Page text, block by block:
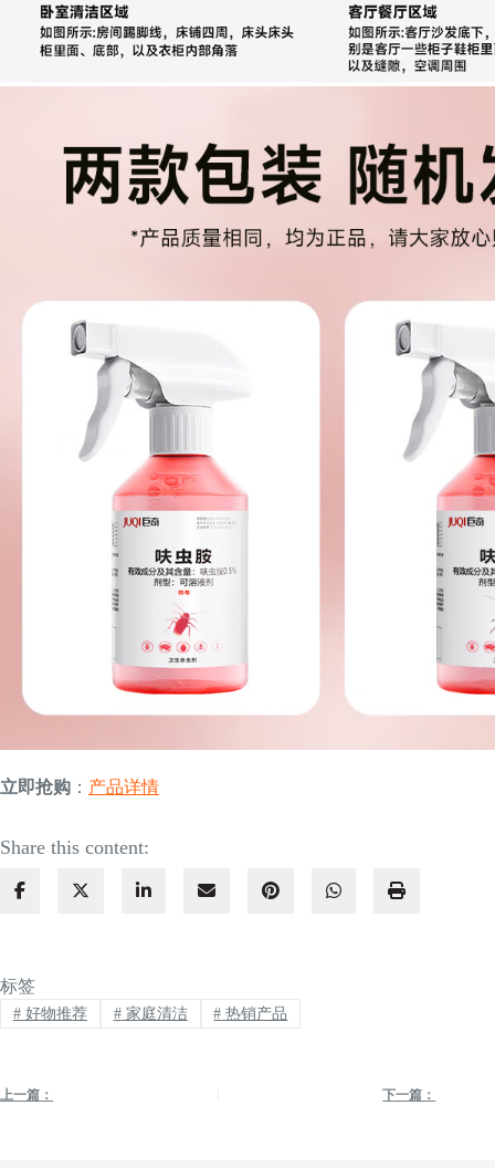
立即抢购 ： 产品详情
Share this content:
标签
#好物推荐 #家庭清洁 # 热销产品
上一篇： 下一篇：